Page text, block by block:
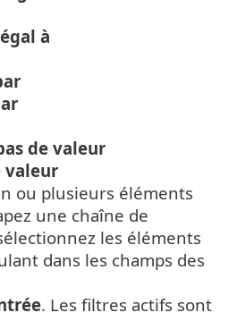
à
de valeur
valeur
ou plusieurs éléments
une chaîne de
les éléments
dans les champs des
. Les filtres actifs sont